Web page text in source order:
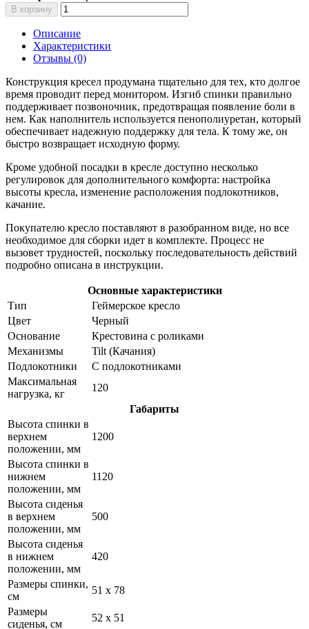
В корзину
Описание
Характеристики
Отзывы (0)
Конструкция кресел продумана тщательно для тех, кто долгое
время проводит перед монитором. Изгиб спинки правильно
поддерживает позвоночник, предотвращая появление боли в
нем. Как наполнитель используется пенополиуретан, который
обеспечивает надежную поддержку для тела. К тому же, он
быстро возвращает исходную форму.
Кроме удобной посадки в кресле доступно несколько
регулировок для дополнительного комфорта: настройка
высоты кресла, изменение расположения подлокотников,
качание.
Покупателю кресло поставляют в разобранном виде, но все
необходимое для сборки идет в комплекте. Процесс не
вызовет трудностей, поскольку последовательность действий
подробно описана в инструкции.
Основные характеристики
Тип
Геймерское кресло
Цвет
Черный
Основание
Крестовина с роликами
Механизмы
Tilt (Качания)
Подлокотники
С подлокотниками
Максимальная
нагрузка, кг
120
Габариты
Высота спинки в
верхнем
положении, мм
1200
Высота спинки в
нижнем
положении, мм
1120
Высота сиденья
в верхнем
положении, мм
500
Высота сиденья
в нижнем
положении, мм
420
Размеры спинки,
см
51 x 78
Размеры
сиденья, см
52 x 51